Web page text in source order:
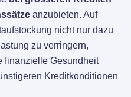
anzubieten. Auf
nicht nur dazu
zu verringern,
finanzielle Gesundheit
Kreditkonditionen